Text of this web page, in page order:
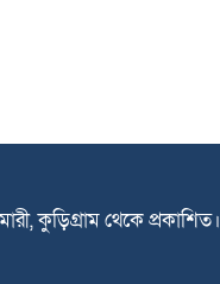
কুড়িগ্রাম থেকে প্রকাশিত।